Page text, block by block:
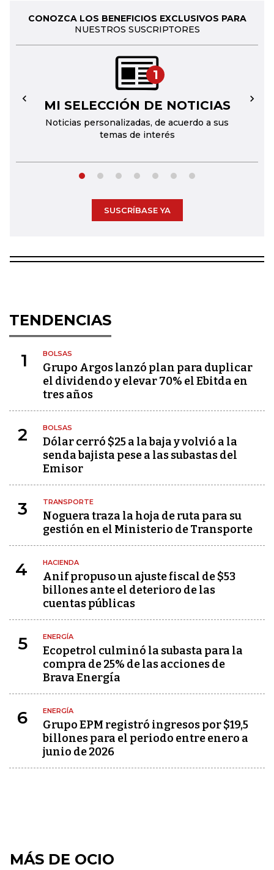
CONOZCA LOS BENEFICIOS EXCLUSIVOS PARA
NUESTROS SUSCRIPTORES
1
MI SELECCIÓN DE NOTICIAS
Noticias personalizadas, de acuerdo a sus
temas de interés
← →
SUSCRÍBASE YA
TENDENCIAS
1 BOLSAS
Grupo Argos lanzó plan para duplicar
el dividendo y elevar 70% el Ebitda en
tres años
2 BOLSAS
Dólar cerró $25 a la baja y volvió a la
senda bajista pese a las subastas del
Emisor
3 TRANSPORTE
Noguera traza la hoja de ruta para su
gestión en el Ministerio de Transporte
4 HACIENDA
Anif propuso un ajuste fiscal de $53
billones ante el deterioro de las
cuentas públicas
5 ENERGÍA
Ecopetrol culminó la subasta para la
compra de 25% de las acciones de
Brava Energía
6 ENERGÍA
Grupo EPM registró ingresos por $19,5
billones para el periodo entre enero a
junio de 2026
MÁS DE OCIO